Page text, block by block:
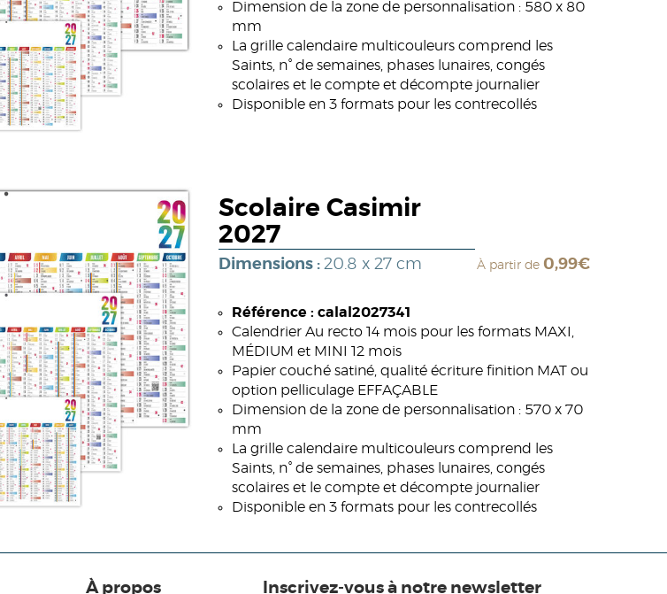
Dimension de la zone de personnalisation : 580 x 80
mm
La grille calendaire multicouleurs comprend les
Saints, n° de semaines, phases lunaires, congés
scolaires et le compte et décompte journalier
Disponible en 3 formats pour les contrecollés
Scolaire Casimir
2027
Dimensions : 20.8 x 27 cm À partir de 0,99€
Référence : calal2027341
Calendrier Au recto 14 mois pour les formats MAXI,
MÉDIUM et MINI 12 mois
Papier couché satiné, qualité écriture finition MAT ou
option pelliculage EFFAÇABLE
Dimension de la zone de personnalisation : 570 x 70
mm
La grille calendaire multicouleurs comprend les
Saints, n° de semaines, phases lunaires, congés
scolaires et le compte et décompte journalier
Disponible en 3 formats pour les contrecollés
À propos Inscrivez-vous à notre newsletter